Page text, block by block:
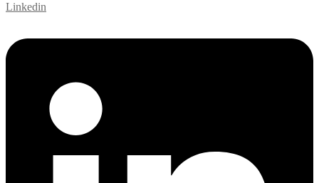
Linkedin